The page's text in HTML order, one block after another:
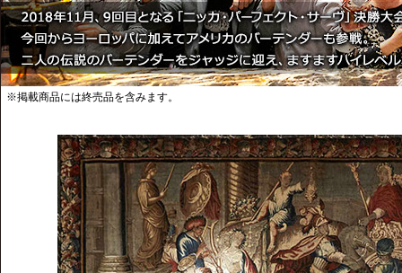
※掲載商品には終売品を含みます。